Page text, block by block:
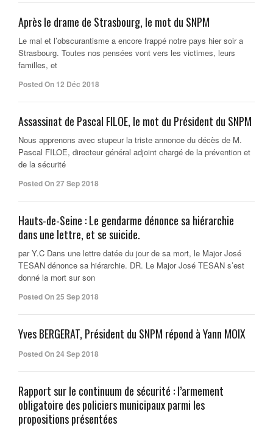
Après le drame de Strasbourg, le mot du SNPM
Le mal et l’obscurantisme a encore frappé notre pays hier soir a
Strasbourg. Toutes nos pensées vont vers les victimes, leurs
familles, et
Posted On 12 Déc 2018
Assassinat de Pascal FILOE, le mot du Président du SNPM
Nous apprenons avec stupeur la triste annonce du décès de M.
Pascal FILOE, directeur général adjoint chargé de la prévention et
de la sécurité
Posted On 27 Sep 2018
Hauts-de-Seine : Le gendarme dénonce sa hiérarchie
dans une lettre, et se suicide.
par Y.C Dans une lettre datée du jour de sa mort, le Major José
TESAN dénonce sa hiérarchie. DR. Le Major José TESAN s’est
donné la mort sur son
Posted On 25 Sep 2018
Yves BERGERAT, Président du SNPM répond à Yann MOIX
Posted On 24 Sep 2018
Rapport sur le continuum de sécurité : l’armement
obligatoire des policiers municipaux parmi les
propositions présentées